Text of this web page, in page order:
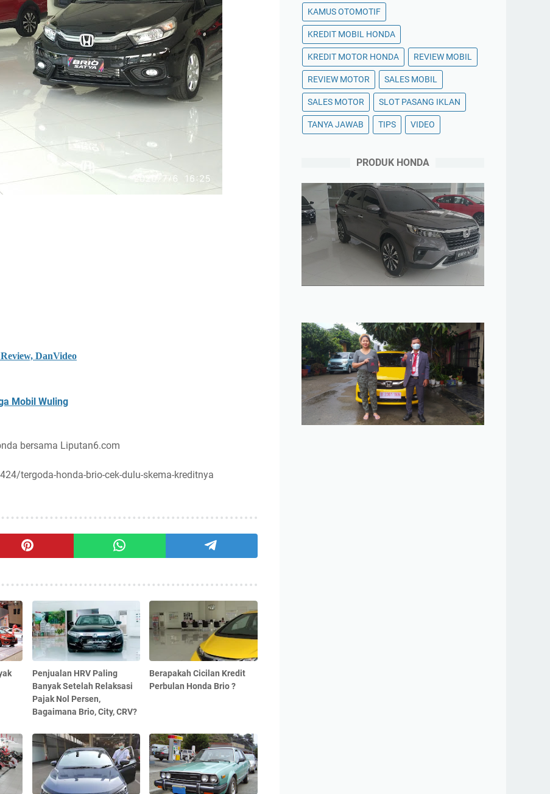
DanVideo
Mobil Wuling
bersama Liputan6.com
tergoda-honda-brio-cek-dulu-skema-kreditnya
Penjualan HRV Paling
Banyak Setelah Relaksasi
Pajak Nol Persen,
Bagaimana Brio, City, CRV?
Berapakah Cicilan Kredit
Perbulan Honda Brio ?
KAMUS OTOMOTIF
KREDIT MOBIL HONDA
KREDIT MOTOR HONDA REVIEW MOBIL
REVIEW MOTOR SALES MOBIL
SALES MOTOR SLOT PASANG IKLAN
TANYA JAWAB TIPS VIDEO
PRODUK HONDA